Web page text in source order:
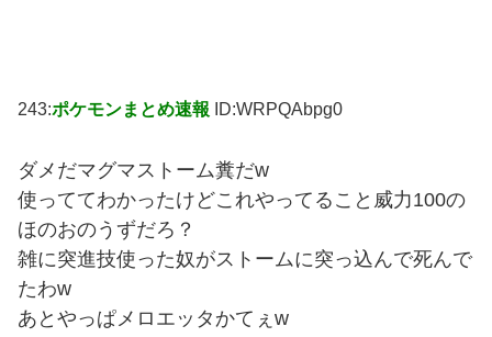
243:ポケモンまとめ速報 ID:WRPQAbpg0
ダメだマグマストーム糞だw
使っててわかったけどこれやってること威力100の
ほのおのうずだろ？
雑に突進技使った奴がストームに突っ込んで死んで
たわw
あとやっぱメロエッタかてぇw